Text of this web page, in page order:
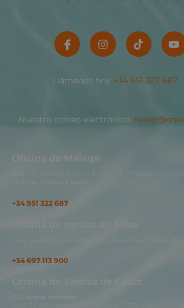
Llámanos hoy +34 951 322 687
Nuestro correo electrónico:
Oficina de Málaga
Plaza del Bulevar, Edificio B, Local 12, 1ª Planta, Oficinas
de Mijas, Málaga, España.
+34 951 322 687
Avda. Cantábrico, s/n.29649 La Cala de Mijas, Málaga,
+34 697 113 900
Oficina de Ventas de Cádiz
C.C. Acqua Alcaidesa
Local 14. Avenida de la Hacienda, s/n. 11316 La Línea de